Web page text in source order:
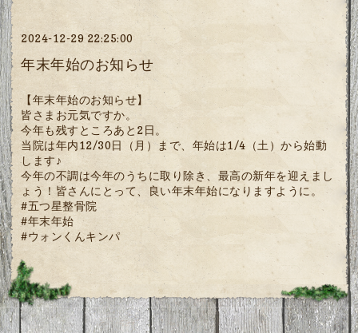
2024-12-29 22:25:00
年末年始のお知らせ
【年末年始のお知らせ】
皆さまお元気ですか。
今年も残すところあと2日。
当院は年内12/30日（月）まで、年始は1/4（土）から始動
します♪
今年の不調は今年のうちに取り除き、最高の新年を迎えまし
ょう！皆さんにとって、良い年末年始になりますように。
#五つ星整骨院
#年末年始
#ウォンくんキンパ